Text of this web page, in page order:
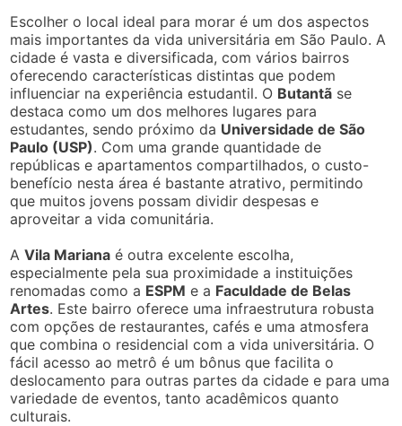
Escolher o local ideal para morar é um dos aspectos
mais importantes da vida universitária em São Paulo. A
cidade é vasta e diversificada, com vários bairros
oferecendo características distintas que podem
influenciar na experiência estudantil. O Butantã se
destaca como um dos melhores lugares para
estudantes, sendo próximo da Universidade de São
Paulo (USP). Com uma grande quantidade de
repúblicas e apartamentos compartilhados, o custo-
benefício nesta área é bastante atrativo, permitindo
que muitos jovens possam dividir despesas e
aproveitar a vida comunitária.
AVila Mariana é outra excelente escolha,
especialmente pela sua proximidade a instituições
renomadas como a ESPM e a Faculdade de Belas
Artes. Este bairro oferece uma infraestrutura robusta
com opções de restaurantes, cafés e uma atmosfera
que combina o residencial com a vida universitária. O
fácil acesso ao metrô é um bônus que facilita o
deslocamento para outras partes da cidade e para uma
variedade de eventos, tanto acadêmicos quanto
culturais.